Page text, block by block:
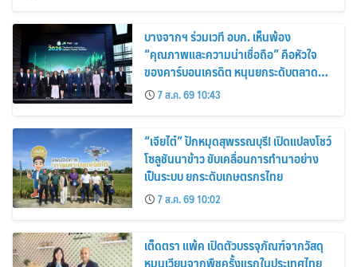
บางจากฯ ร่วมเวที อบก. เห็นพ้อง
“คุณภาพและความน่าเชื่อถือ” คือหัวใจ
ของคาร์บอนเครดิต หนุนยกระดับตลาด
คาร์บอนไทย เชื่อมโยงอาเซียน เปิดโอกาสสู่
ตลาดสากล
7 ส.ค. 69 10:43
“เจียไต๋” ปักหมุดสุพรรณบุรี! เปิดแปลงโชว์
โซลูชันนาข้าว ขับเคลื่อนการทำนาอย่าง
เป็นระบบ ยกระดับเกษตรกรไทย
7 ส.ค. 69 10:02
เต็ดตรา แพ้ค เปิดตัวบรรจุภัณฑ์จากวัสดุ
หมุนเวียนจากพืชครั้งแรกในประเทศไทย